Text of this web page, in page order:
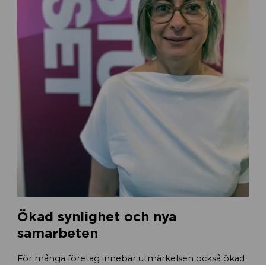
Ökad synlighet och nya
samarbeten
För många företag innebär utmärkelsen också ökad